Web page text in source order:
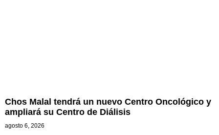
Chos Malal tendrá un nuevo Centro Oncológico y
ampliará su Centro de Diálisis
agosto 6, 2026